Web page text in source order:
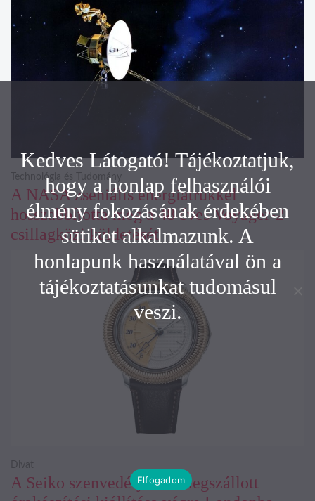
A NASA zseniális energiatrükkel
hosszabbította meg a 48 éves Voyager-2
csillagközi küldetését
Technológia és Tudomány
A Seiko szenvedélyesen megszállott
Divat
Kedves Látogató! Tájékoztatjuk,
hogy a honlap felhasználói
élmény fokozásának érdekében
sütiket alkalmazunk. A
honlapunk használatával ön a
tájékoztatásunkat tudomásul
veszi.
Elfogadom